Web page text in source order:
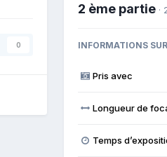
0
2 ème partie ·
INFORMATIONS
Pris avec
Longueur de
Temps